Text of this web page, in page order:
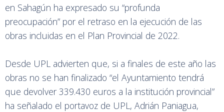
en Sahagún ha expresado su “profunda
preocupación” por el retraso en la ejecución de las
obras incluidas en el Plan Provincial de 2022.
Desde UPL advierten que, si a finales de este año las
obras no se han finalizado “el Ayuntamiento tendrá
que devolver 339.430 euros a la institución provincial”
ha señalado el portavoz de UPL, Adrián Paniagua,